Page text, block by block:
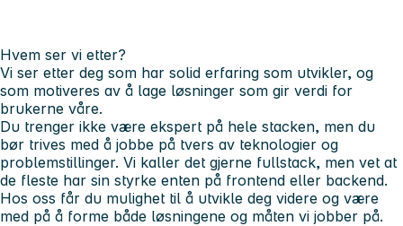
Hvem ser vi etter?
Vi ser etter deg som har solid erfaring som utvikler, og
som motiveres av å lage løsninger som gir verdi for
brukerne våre.
Du trenger ikke være ekspert på hele stacken, men du
bør trives med å jobbe på tvers av teknologier og
problemstillinger. Vi kaller det gjerne fullstack, men vet at
de fleste har sin styrke enten på frontend eller backend.
Hos oss får du mulighet til å utvikle deg videre og være
med på å forme både løsningene og måten vi jobber på.